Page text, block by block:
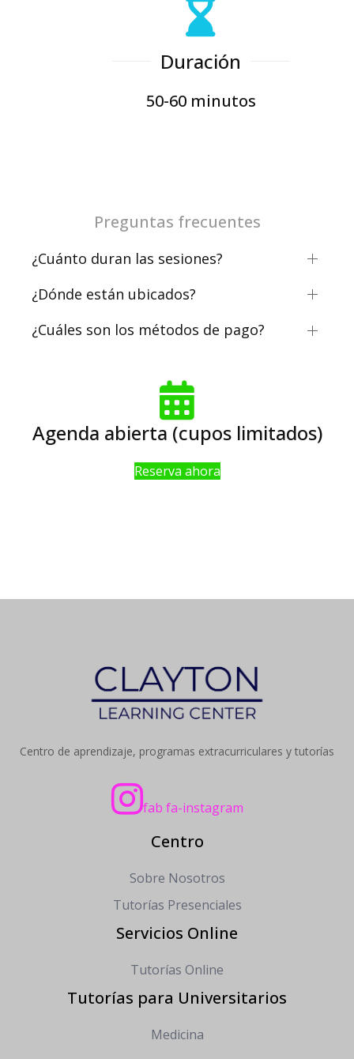
Duración
50-60 minutos
Preguntas frecuentes
¿Cuánto duran las sesiones?
¿Dónde están ubicados?
¿Cuáles son los métodos de pago?
Agenda abierta (cupos limitados)
Reserva ahora
Centro de aprendizaje, programas extracurriculares y tutorías
fab fa-instagram
Centro
Sobre Nosotros
Tutorías Presenciales
Servicios Online
Tutorías Online
Tutorías para Universitarios
Medicina